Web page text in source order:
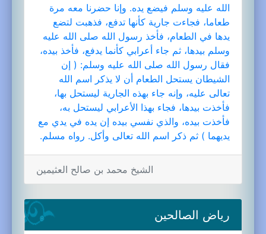
الله عليه وسلم فيضع يده. وإنا حضرنا معه مرة
طعاما، فجاءت جارية كأنها تدفع، فذهبت لتضع
يدها في الطعام، فأخذ رسول الله صلى الله عليه
وسلم بيدها، ثم جاء أعرابي كأنما يدفع، فأخذ بيده،
فقال رسول الله صلى الله عليه وسلم: ( إن
الشيطان يستحل الطعام أن لا يذكر اسم الله
تعالى عليه، وإنه جاء بهذه الجارية ليستحل بها،
فأخذت بيدها، فجاء بهذا الأعرابي ليستحل به،
فأخذت بيده، والذي نفسي بيده إن يده في يدي مع
يديهما ) ثم ذكر اسم الله تعالى وأكل. رواه مسلم.
الشيخ محمد بن صالح العثيمين
رياض الصالحين